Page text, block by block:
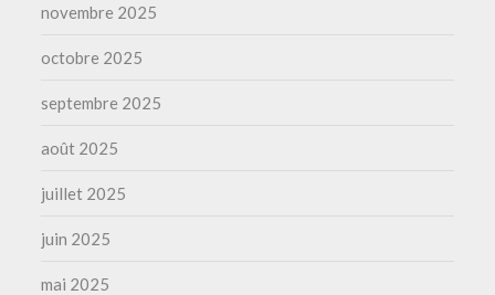
novembre 2025
octobre 2025
septembre 2025
août 2025
juillet 2025
juin 2025
mai 2025